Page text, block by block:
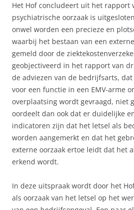
Het Hof concludeert uit het rapport
psychiatrische oorzaak is
onwel worden een precieze en
waarbij het bestaan van een
gemeld door de
geobjectiveerd in het rapport van
de adviezen van de bedrijfsarts,
voor een functie in een EMV-arme
overplaatsing wordt gevraagd, niet
oordeelt dan ook dat er duidelijke
indicatoren zijn dat het letsel als
worden aangemerkt en dat het
externe oorzaak ertoe leidt dat het
erkend wordt.
In deze uitspraak wordt door het
als oorzaak van het letsel op het